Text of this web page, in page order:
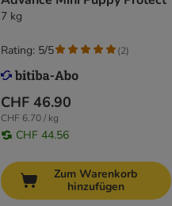
7 kg
CHF 46.90
CHF 6.70 / kg
CHF 44.56
Rating: 5/5 (2)
Zum Warenkorb
hinzufügen